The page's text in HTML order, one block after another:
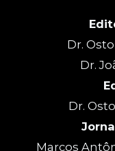
Dr.
Dr.
Dr.
Marcos